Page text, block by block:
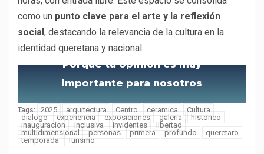
como un punto clave para el arte y la reflexión
social, destacando la relevancia de la cultura en la
identidad queretana y nacional.
Porque tu opinión es muy
importante para nosotros
Tags: 2025 arquitectura Centro ceramica
Cultura
dialogo
experiencia exposiciones galeria
historico
inauguracion
inclusiva invidentes
libertad
multidimensional
personas primera profundo
queretaro
temporada
Turismo